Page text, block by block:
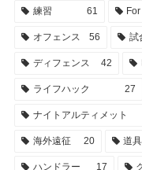
練習 61
オフェンス 56 試
ディフェンス 42
ライフハック 27
ナイトアルティメット
海外遠征 20 道具
ハンドラー 17